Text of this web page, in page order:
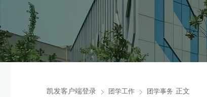
凯发客户端登录 团学工作 团学事务 正文